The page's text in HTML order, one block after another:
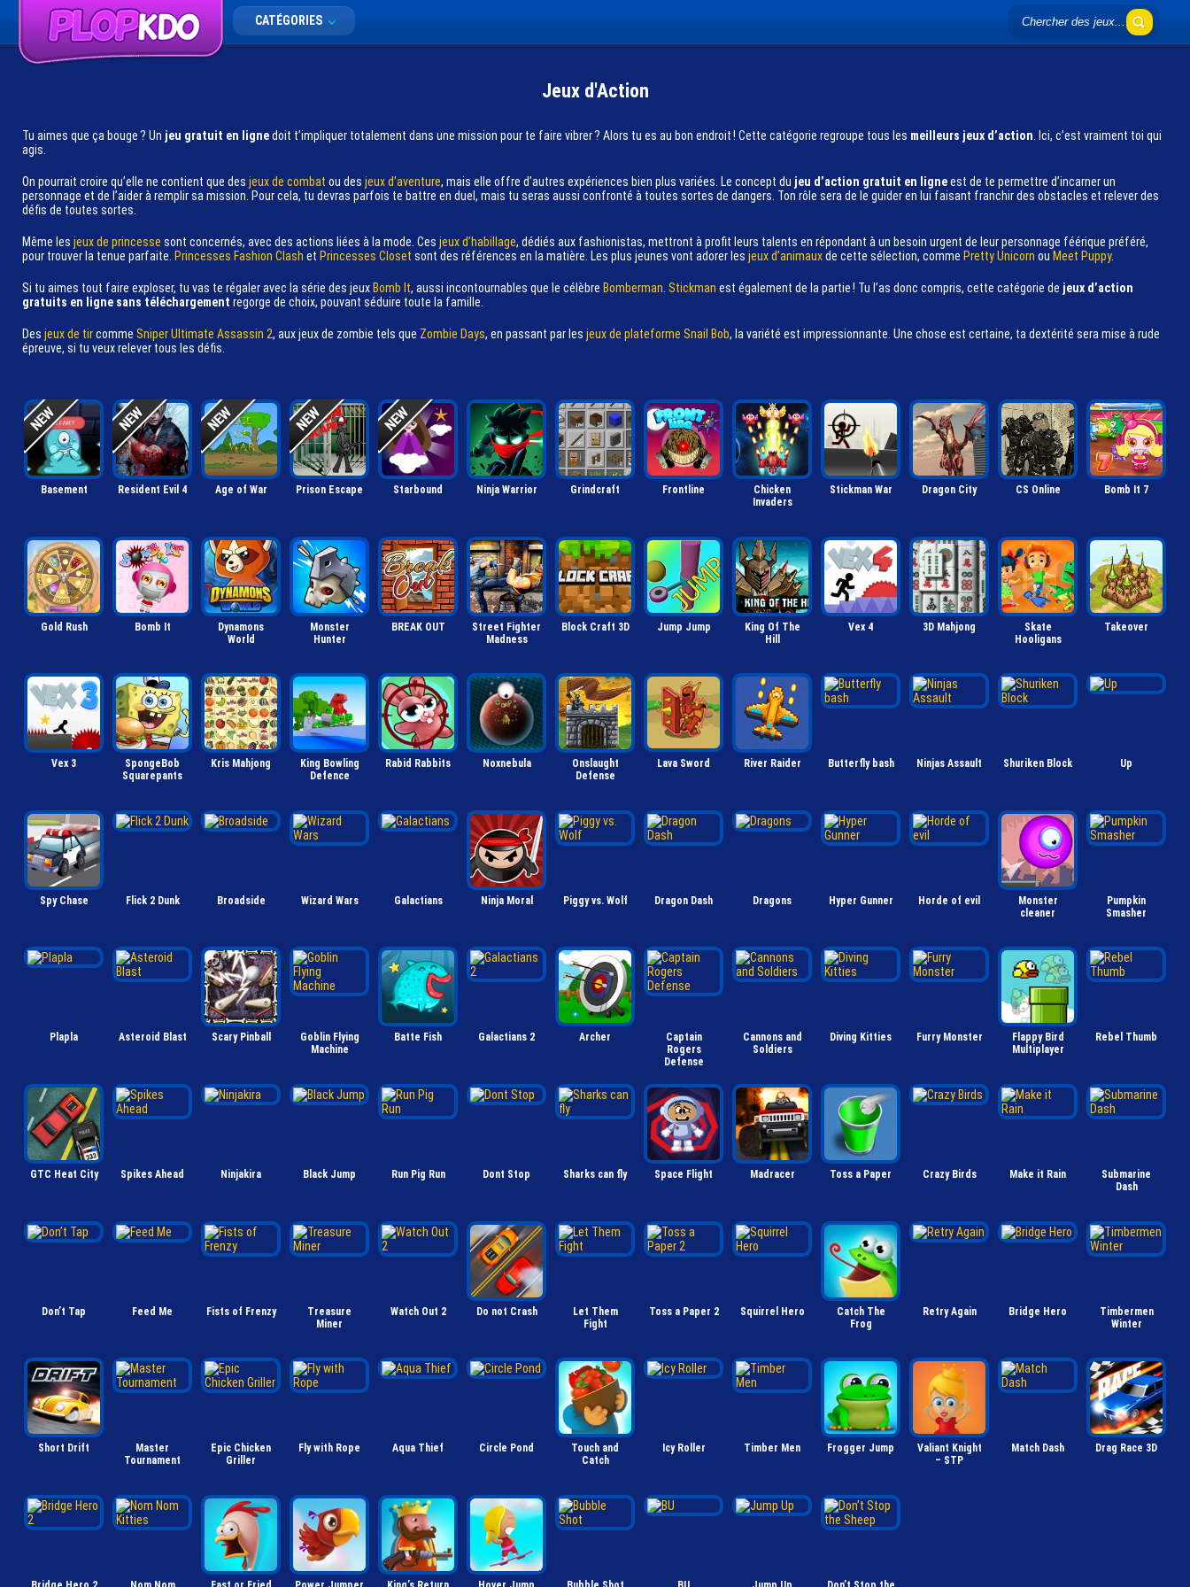
CATÉGORIES
Jeux d'Action
Tu aimes que ça bouge ? Un jeu gratuit en lignedoit t’impliquer totalement dans une mission pour te faire vibrer ? Alors tu es au bon endroit ! Cette catégorie regroupe tous les meilleurs jeux d’action . Ici, c’est vraiment toi qui
agis.
On pourrait croire qu’elle ne contient que des jeux de combat ou des jeux d’aventure, mais elle offre d’autres expériences bien plus variées. Le concept du jeu d’action gratuit en ligneest de te permettre d’incarner un
personnage et de l’aider à remplir sa mission. Pour cela, tu devras parfois te battre en duel, mais tu seras aussi confronté à toutes sortes de dangers. Ton rôle sera de le guider en lui faisant franchir des obstacles et relever des
défis de toutes sortes.
Même les jeux de princesse sont concernés, avec des actions liées à la mode. Ces jeux d’habillage, dédiés aux fashionistas, mettront à profit leurs talents en répondant à un besoin urgent de leur personnage féérique préféré,
pour trouver la tenue parfaite. Princesses Fashion Clash et Princesses Closet sont des références en la matière. Les plus jeunes vont adorer les jeux d’animauxde cette sélection, comme Pretty Unicorn ou Meet Puppy.
Si tu aimes tout faire exploser, tu vas te régaler avec la série des jeux Bomb It, aussi incontournables que le célèbre Bomberman Stickman est également de la partie ! Tu l’as donc compris, cette catégorie de jeux d’action
gratuits en ligne sans téléchargement regorge de choix, pouvant séduire toute la famille.
Des jeux de tircomme Sniper Ultimate Assassin 2, aux jeux de zombie tels que Zombie Days, en passant par les jeux de plateforme Snail Bob, la variété est impressionnante. Une chose est certaine, ta dextérité sera mise à rude
épreuve, si tu veux relever tous les défis.
Basement Resident Evil 4 Age of War Prison Escape Starbound Ninja Warrior Grindcraft Frontline
Chicken
Invaders
Stickman War Dragon City CS Online Bomb It 7
Gold Rush Bomb It
Dynamons
World
Monster
Hunter
BREAK OUT
Street Fighter
Madness
Block Craft 3D Jump Jump
King Of The
Hill
Vex 4 3D Mahjong
Skate
Hooligans
Takeover
Vex 3
SpongeBob
Squarepants
Kris Mahjong
King Bowling
Defence
Rabid Rabbits Noxnebula
Onslaught
Defense
Lava Sword River Raider Butterfly bash Ninjas Assault Shuriken Block Up
Spy Chase Flick 2 Dunk Broadside Wizard Wars Galactians Ninja Moral Piggy vs. Wolf Dragon Dash Dragons Hyper Gunner Horde of evil
Monster
cleaner
Pumpkin
Smasher
Plapla Asteroid Blast Scary Pinball
Goblin Flying
Machine
Batte Fish Galactians 2 Archer
Captain
Rogers
Defense
Cannons and
Soldiers
Diving Kitties Furry Monster
Flappy Bird
Multiplayer
Rebel Thumb
GTC Heat City Spikes Ahead Ninjakira Black Jump Run Pig Run Dont Stop Sharks can fly Space Flight Madracer Toss a Paper Crazy Birds Make it Rain
Submarine
Dash
Don’t Tap Feed Me Fists of Frenzy
Treasure
Miner
Watch Out 2 Do not Crash
Let Them
Fight
Toss a Paper 2 Squirrel Hero
Catch The
Frog
Retry Again Bridge Hero
Timbermen
Winter
Short Drift
Master
Tournament
Epic Chicken
Griller
Fly with Rope Aqua Thief Circle Pond
Touch and
Catch
Icy Roller Timber Men Frogger Jump
Valiant Knight
– STP
Match Dash Drag Race 3D